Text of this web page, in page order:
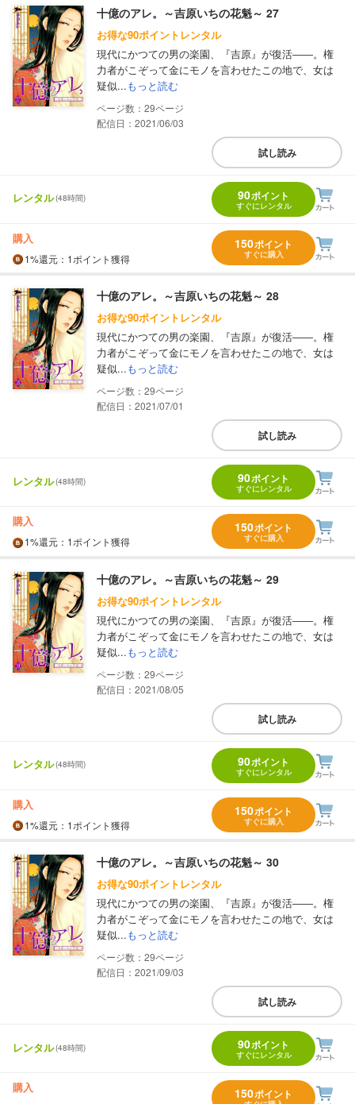
十億のアレ。～吉原いちの花魁～ 27
お得な90ポイントレンタル
現代にかつての男の楽園、『吉原』が復活――。権
力者がこぞって金にモノを言わせたこの地で、女は
疑似...もっと読む
29
配信日：2021/06/03
試し読み
レンタル(48時間) 90ポイント
すぐにレンタル
購入
1%還元 ：1ポイント獲得
150ポイント
すぐに購入
十億のアレ。～吉原いちの花魁～ 28
お得な90ポイントレンタル
現代にかつての男の楽園、『吉原』が復活――。権
力者がこぞって金にモノを言わせたこの地で、女は
疑似...もっと読む
29
配信日：2021/07/01
試し読み
レンタル(48時間) 90ポイント
すぐにレンタル
購入
1%還元 ：1ポイント獲得
150ポイント
すぐに購入
十億のアレ。～吉原いちの花魁～ 29
お得な90ポイントレンタル
現代にかつての男の楽園、『吉原』が復活――。権
力者がこぞって金にモノを言わせたこの地で、女は
疑似...もっと読む
29
配信日：2021/08/05
試し読み
レンタル(48時間) 90ポイント
すぐにレンタル
購入
1%還元 ：1ポイント獲得
150ポイント
すぐに購入
十億のアレ。～吉原いちの花魁～ 30
お得な90ポイントレンタル
現代にかつての男の楽園、『吉原』が復活――。権
力者がこぞって金にモノを言わせたこの地で、女は
疑似...もっと読む
29
配信日：2021/09/03
試し読み
レンタル(48時間) 90ポイント
すぐにレンタル
購入 150ポイント